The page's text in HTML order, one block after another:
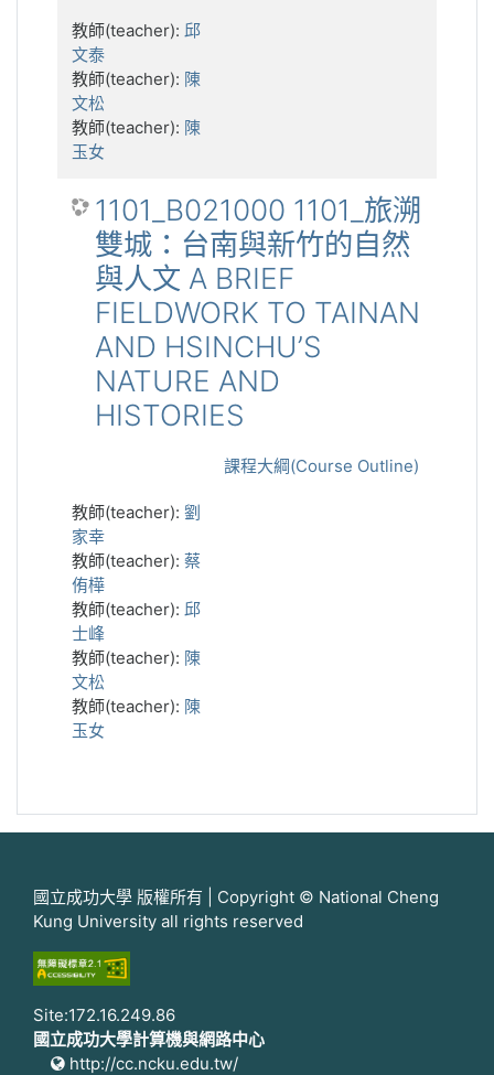
教師(teacher): 邱
文泰
教師(teacher): 陳
文松
教師(teacher): 陳
玉女
1101_B021000 1101_旅溯
雙城：台南與新竹的自然
與人文 A BRIEF
FIELDWORK TO TAINAN
AND HSINCHU’S
NATURE AND
HISTORIES
課程大綱(Course Outline)
教師(teacher): 劉
家幸
教師(teacher): 蔡
侑樺
教師(teacher): 邱
士峰
教師(teacher): 陳
文松
教師(teacher): 陳
玉女
國立成功大學 版權所有 | Copyright © National Cheng
Kung University all rights reserved
Site:172.16.249.86
國立成功大學計算機與網路中心
http://cc.ncku.edu.tw/